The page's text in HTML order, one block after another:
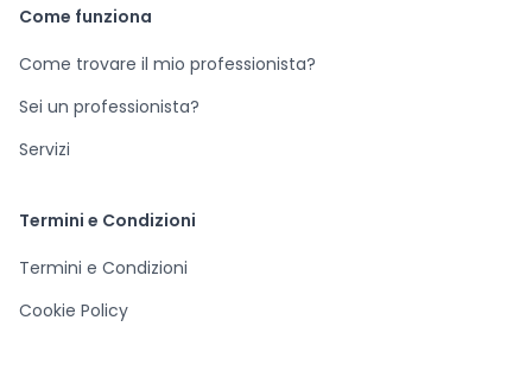
Come funziona
Come trovare il mio professionista?
Sei un professionista?
Servizi
Termini e Condizioni
Termini e Condizioni
Cookie Policy